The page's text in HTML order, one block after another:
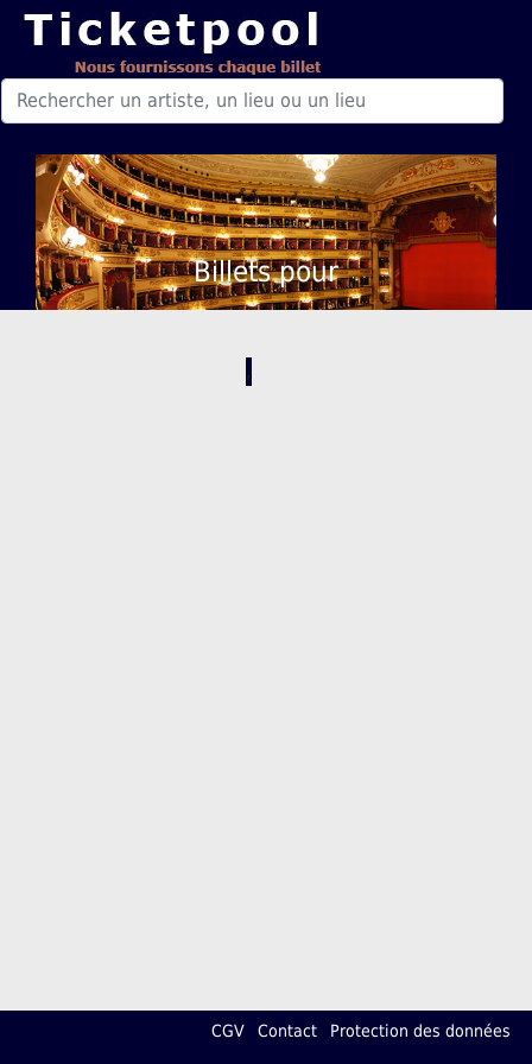
Billets pour
,
CGV Contact Protection des données